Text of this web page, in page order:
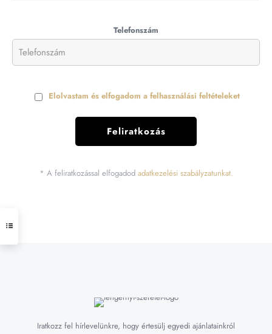
Telefonszám
Elolvastam és elfogadom a felhasználási feltételeket
* A feliratkozással elfogadod adatkezelési szabályzatunkat.
Iratkozz fel hírlevelünkre, hogy értesülj egyedi ajánlatainkról